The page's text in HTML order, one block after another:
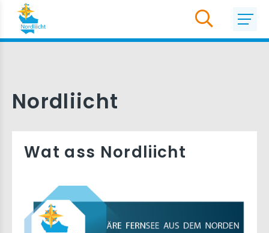
Nordliicht
Wat ass Nordliicht